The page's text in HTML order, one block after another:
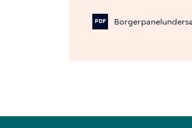
PDF